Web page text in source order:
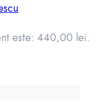
este: 440,00 lei.